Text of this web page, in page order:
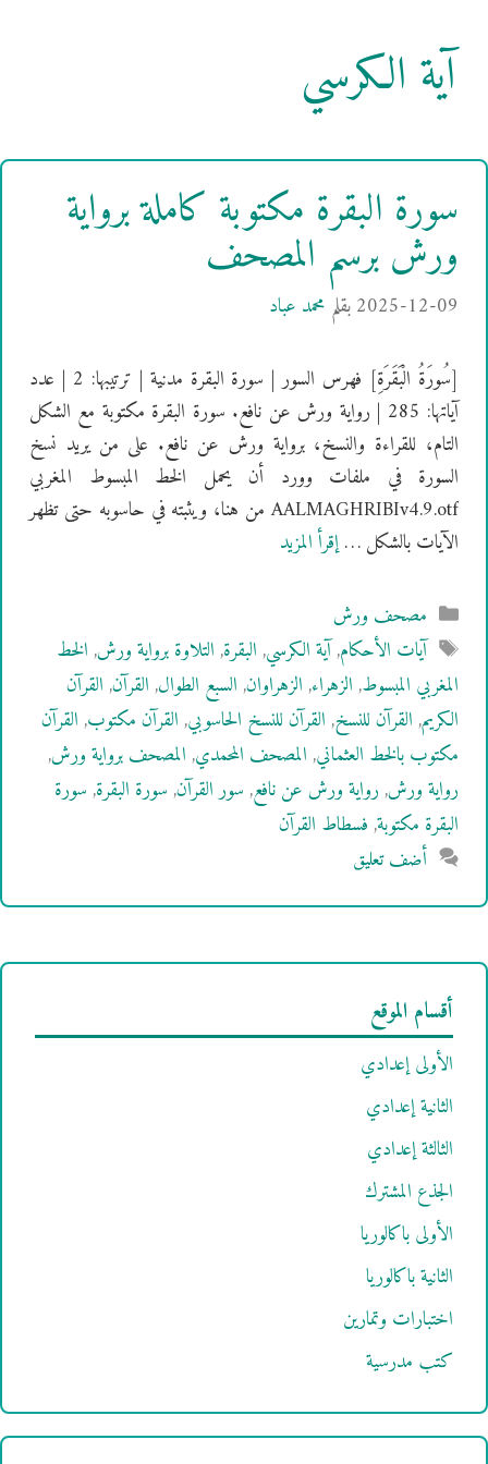
آية الكرسي
سورة البقرة مكتوبة كاملة برواية
ورش برسم المصحف
2025-12-09بقلم محمد عباد
[سُورَةُ الْبَقَرَةِ] فهرس السور | سورة البقرة مدنية | ترتيبها: 2 | عدد
آياتها: 285 | رواية ورش عن نافع. سورة البقرة مكتوبة مع الشكل
التام، للقراءة والنسخ، برواية ورش عن نافع. على من يريد نسخ
السورة في ملفات وورد أن يحمل الخط المبسوط المغربي
AALMAGHRIBIv4.9.otf من هنا، ويثبته في حاسوبه حتى تظهر
الآيات بالشكل …إقرأ المزيد
التصنيفات
مصحف ورش
الوسوم
آيات الأحكام,آية الكرسي,البقرة,التلاوة برواية ورش,الخط
المغربي المبسوط,الزهراء,الزهراوان,السبع الطوال,القرآن,القرآن
الكريم,القرآن للنسخ,القرآن للنسخ الحاسوبي,القرآن مكتوب,القرآن
مكتوب بالخط العثماني,المصحف المحمدي,المصحف برواية ورش,
رواية ورش,رواية ورش عن نافع,سور القرآن,سورة البقرة,سورة
البقرة مكتوبة,فسطاط القرآن
أضف تعليق
أقسام الموقع
الأولى إعدادي
الثانية إعدادي
الثالثة إعدادي
الجذع المشترك
الأولى باكالوريا
الثانية باكالوريا
اختبارات وتمارين
كتب مدرسية